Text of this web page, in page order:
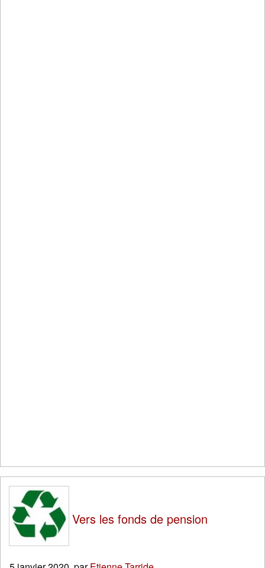
Vers les fonds de pension